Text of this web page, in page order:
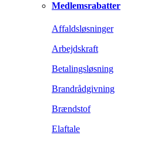
Medlemsrabatter
Affaldsløsninger
Arbejdskraft
Betalingsløsning
Brandrådgivning
Brændstof
Elaftale